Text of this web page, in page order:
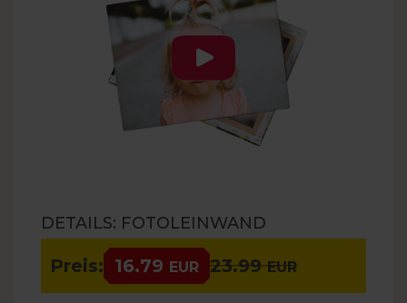
DETAILS: FOTOLEINWAND
Preis: 16.79 EUR 23.99EUR